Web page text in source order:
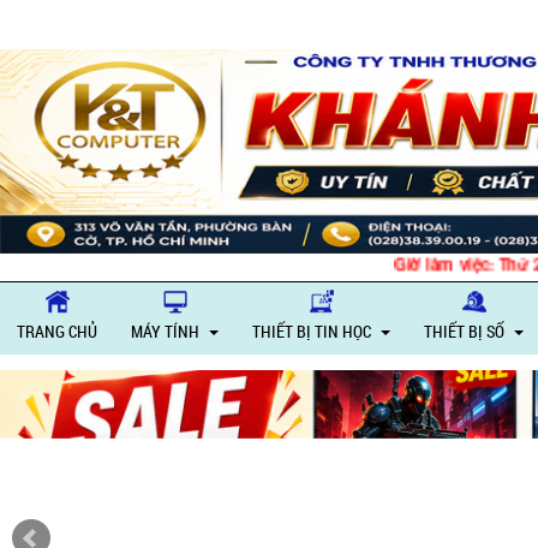
Giờ làm việc: Thứ
TRANG CHỦ MÁY TÍNH THIẾT BỊ TIN HỌC THIẾT BỊ SỐ